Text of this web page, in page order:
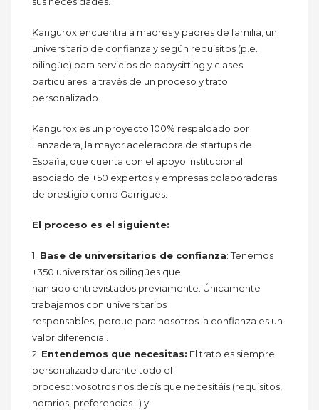
Kangurox encuentra a madres y padres de familia, un
universitario de confianza y según requisitos (p.e.
bilingüe) para servicios de babysitting y clases
particulares; a través de un proceso y trato
personalizado.
Kangurox es un proyecto 100% respaldado por
Lanzadera, la mayor aceleradora de startups de
España, que cuenta con el apoyo institucional
asociado de +50 expertos y empresas colaboradoras
de prestigio como Garrigues.
El proceso es el siguiente:
1. Base de universitarios de confianza: Tenemos
+350 universitarios bilingües que
han sido entrevistados previamente. Únicamente
trabajamos con universitarios
responsables, porque para nosotros la confianza es un
valor diferencial.
2. Entendemos que necesitas: El trato es siempre
personalizado durante todo el
proceso: vosotros nos decís que necesitáis (requisitos,
horarios, preferencias…) y